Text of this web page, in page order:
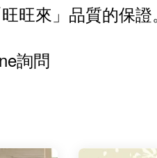
旺來」品質的保證。
詢問